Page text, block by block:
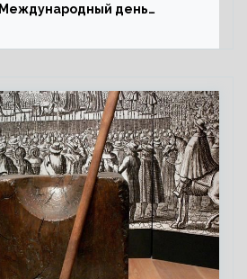
Международный день